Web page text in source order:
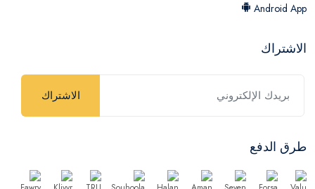
Android App
الاشتراك
الاشتراك
طرق الدفع